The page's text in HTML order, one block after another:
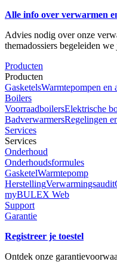
Alle info over verwarmen
Advies nodig over onze
themadossiers begeleiden
Producten
Producten
GasketelsWarmtepompen en
Boilers
VoorraadboilersElektrische
BadverwarmersRegelingen
Services
Services
Onderhoud
Onderhoudsformules
GasketelWarmtepomp
HerstellingVerwarmingsaudit
myBULEX Web
Support
Garantie
Registreer je toestel
Ontdek onze